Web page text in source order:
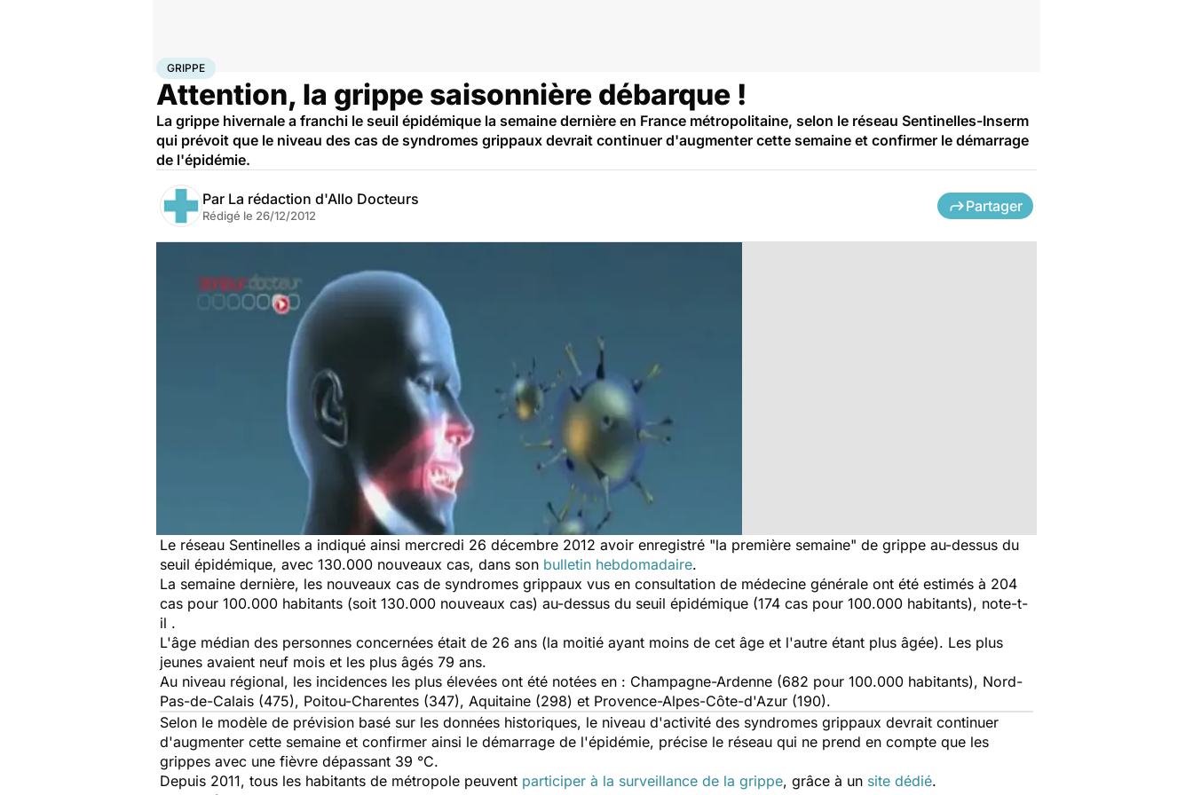
AccueilSanté
GRIPPE
Attention, la grippe saisonnière débarque !
La grippe hivernale a franchi le seuil épidémique la semaine dernière en France métropolitaine, selon le réseau Sentinelles-Inserm
qui prévoit que le niveau des cas de syndromes grippaux devrait continuer d'augmenter cette semaine et confirmer le démarrage
de l'épidémie.
Par La rédaction d'Allo Docteurs
Rédigé le 26/12/2012
Partager
Le réseau Sentinelles a indiqué ainsi mercredi 26 décembre 2012 avoir enregistré "la première semaine" de grippe au-dessus du
seuil épidémique, avec 130.000 nouveaux cas, dans son bulletin hebdomadaire.
La semaine dernière, les nouveaux cas de syndromes grippaux vus en consultation de médecine générale ont été estimés à 204
cas pour 100.000 habitants (soit 130.000 nouveaux cas) au-dessus du seuil épidémique (174 cas pour 100.000 habitants), note-t-
il .
L'âge médian des personnes concernées était de 26 ans (la moitié ayant moins de cet âge et l'autre étant plus âgée). Les plus
jeunes avaient neuf mois et les plus âgés 79 ans.
Au niveau régional, les incidences les plus élevées ont été notées en : Champagne-Ardenne (682 pour 100.000 habitants), Nord-
Pas-de-Calais (475), Poitou-Charentes (347), Aquitaine (298) et Provence-Alpes-Côte-d'Azur (190).
Selon le modèle de prévision basé sur les données historiques, le niveau d'activité des syndromes grippaux devrait continuer
d'augmenter cette semaine et confirmer ainsi le démarrage de l'épidémie, précise le réseau qui ne prend en compte que les
grippes avec une fièvre dépassant 39 °C.
Depuis 2011, tous les habitants de métropole peuvent participer à la surveillance de la grippe, grâce à un site dédié.